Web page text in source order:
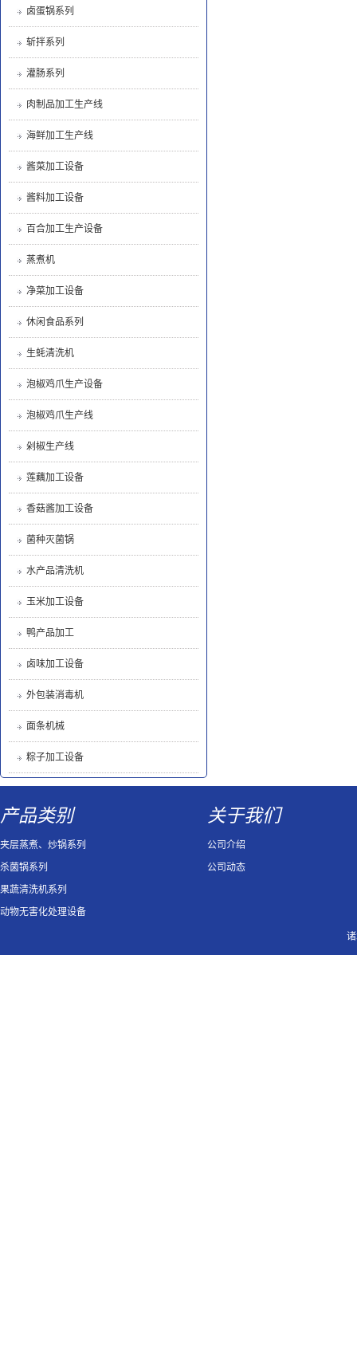
卤蛋锅系列
斩拌系列
灌肠系列
肉制品加工生产线
海鲜加工生产线
酱菜加工设备
酱料加工设备
百合加工生产设备
蒸煮机
净菜加工设备
休闲食品系列
生蚝清洗机
泡椒鸡爪生产设备
泡椒鸡爪生产线
剁椒生产线
莲藕加工设备
香菇酱加工设备
菌种灭菌锅
水产品清洗机
玉米加工设备
鸭产品加工
卤味加工设备
外包装消毒机
面条机械
粽子加工设备
产品类别
夹层蒸煮、炒锅系列
杀菌锅系列
果蔬清洗机系列
动物无害化处理设备
关于我们
公司介绍
公司动态